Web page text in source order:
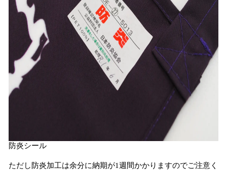
防炎シール
ただし防炎加工は余分に納期が1週間かかりますのでご注意く